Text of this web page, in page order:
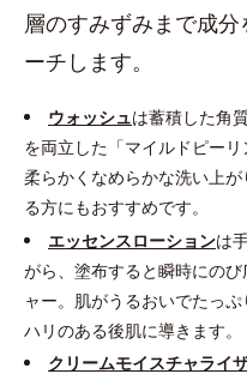
層のすみずみまで成
ーチします。
ウォッシュは蓄積した角
を両立した「マイルドピー
柔らかくなめらかな洗い上
る方にもおすすめです。
エッセンスローションは
がら、塗布すると瞬時にの
ャー。肌がうるおいでたっ
ハリのある後肌に導きます。
クリームモイスチャライ